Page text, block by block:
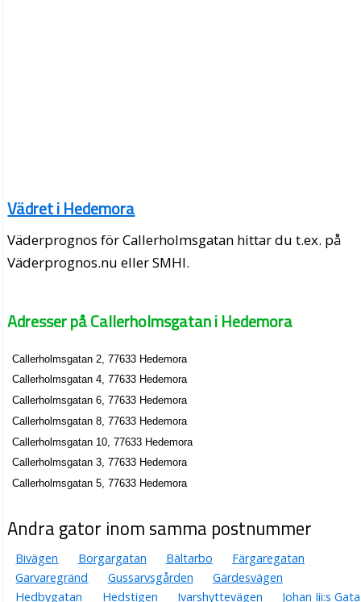
Vädret i Hedemora
Väderprognos för Callerholmsgatan hittar du t.ex. på
Väderprognos.nu eller SMHI.
Adresser på Callerholmsgatan i Hedemora
Callerholmsgatan 2, 77633 Hedemora
Callerholmsgatan 4, 77633 Hedemora
Callerholmsgatan 6, 77633 Hedemora
Callerholmsgatan 8, 77633 Hedemora
Callerholmsgatan 10, 77633 Hedemora
Callerholmsgatan 3, 77633 Hedemora
Callerholmsgatan 5, 77633 Hedemora
Andra gator inom samma postnummer
Bivägen Borgargatan Bältarbo
Färgaregatan
Garvaregränd
Gussarvsgården
Gärdesvägen
Hedbygatan
Hedstigen Ivarshyttevägen Johan Iii:s Gata